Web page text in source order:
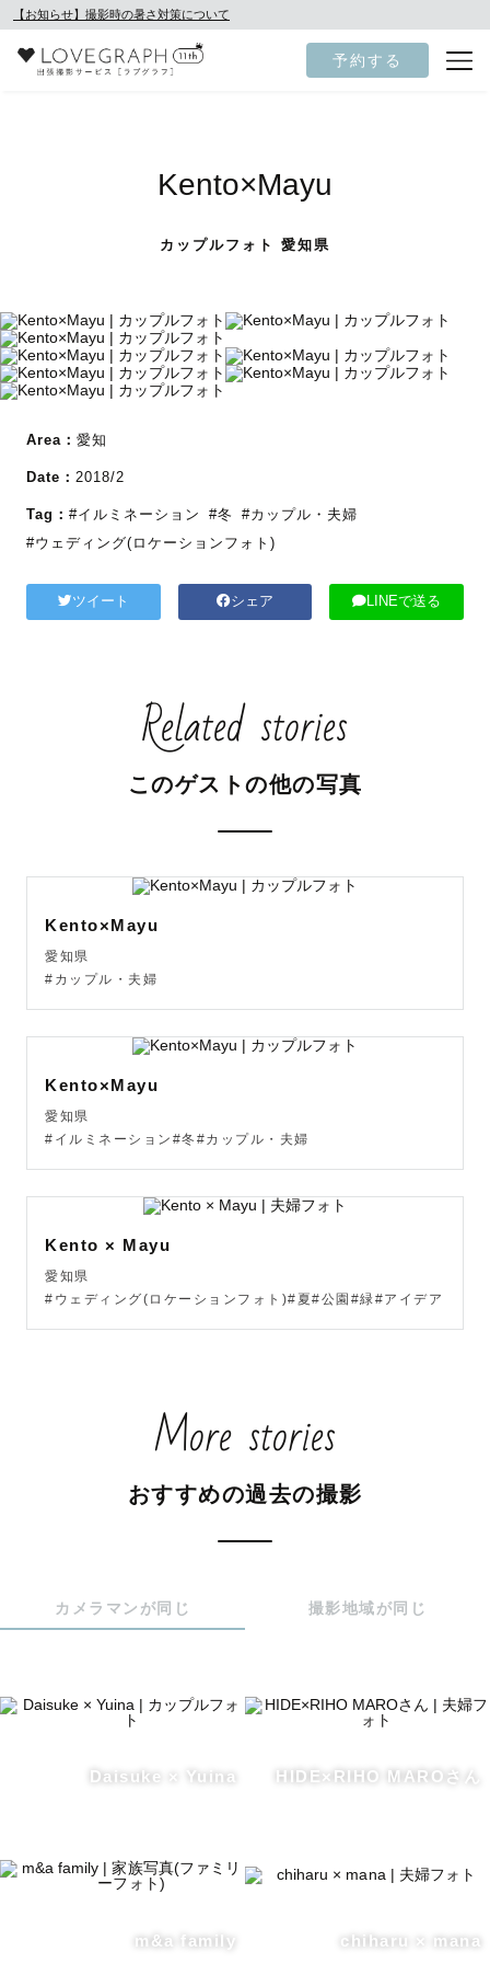
【お知らせ】撮影時の暑さ対策について
予約する
Kento×Mayu
カップルフォト 愛知県
Area： 愛知
Date： 2018/2
Tag： #イルミネーション #冬
#カップル・夫婦
#ウェディング(ロケーションフォト)
ツイート シェア LINEで送る
Related stories
このゲストの他の写真
Kento×Mayu
愛知県
#カップル・夫婦
Kento×Mayu
愛知県
#イルミネーション#冬#カップル・夫婦
Kento × Mayu
愛知県
#ウェディング(ロケーションフォト)#夏#公園#緑#アイデア
More stories
おすすめの過去の撮影
カメラマンが同じ 撮影地域が同じ
Daisuke × Yuina HIDE×RIHO MAROさん
m&a family chiharu × mana